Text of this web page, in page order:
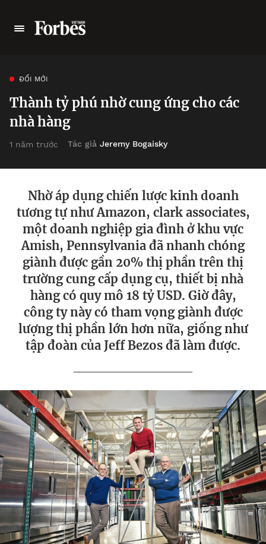
ĐỔI MỚI
Thành tỷ phú nhờ cung ứng cho các
nhà hàng
1 năm trước Tác giả Jeremy Bogaisky
Nhờ áp dụng chiến lược kinh doanh
tương tự như Amazon, clark associates,
một doanh nghiệp gia đình ở khu vực
Amish, Pennsylvania đã nhanh chóng
giành được gần 20% thị phần trên thị
trường cung cấp dụng cụ, thiết bị nhà
hàng có quy mô 18 tỷ USD. Giờ đây,
công ty này có tham vọng giành được
lượng thị phần lớn hơn nữa, giống như
tập đoàn của Jeff Bezos đã làm được.